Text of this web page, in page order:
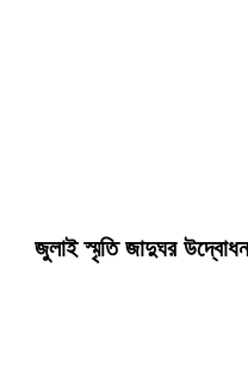
জুলাই স্মৃতি জাদুঘর উদ্বোধন